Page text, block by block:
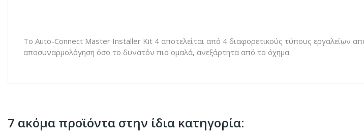
Το Auto-Connect Master Installer Kit 4 αποτελείται από 4 διαφορετικούς τύπους εργαλείων
αποσυναρμολόγηση όσο το δυνατόν πιο ομαλά, ανεξάρτητα από το όχημα.
7 ακόμα προϊόντα στην ίδια κατηγορία: